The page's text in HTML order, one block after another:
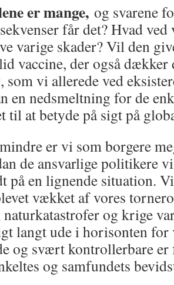
er mange, og svarene
får det? Hvad
varige skader? Vil den
vaccine, der også
vi allerede ved
en nedsmeltning for de
til at betyde på sigt på
er vi som borgere
de ansvarlige politikere
på en lignende situation.
vækket af vores
naturkatastrofer og krige
langt ude i horisonten for
og svært kontrollerbare
og samfundets